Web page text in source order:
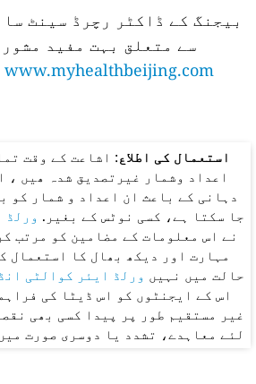
بیجنگ کے ڈاکٹر رچرڈ سینٹ
سے متعلق بہت مفید
www.myhealthbeijing.com
استعمال کی اطلاع: اشاعت کے وقت
اعداد وشمار غیرتصدیق شدہ ھیں ،
دہانی کے باعث ان اعداد و شمار کو
جا سکتا ہے، کسی نوٹس کے بغیر. ورلڈ
نے اس معلومات کے مضامین کو مرتب
مہارت اور دیکھ بھال کا استعمال
حالت میں نہیںورلڈ ایئر کوالٹی
اس کے ایجنٹوں کو اس ڈیٹا کی
غیر مستقیم طور پر پیدا کسی بھی
لئے معاہدے، تشدد یا دوسری صورت